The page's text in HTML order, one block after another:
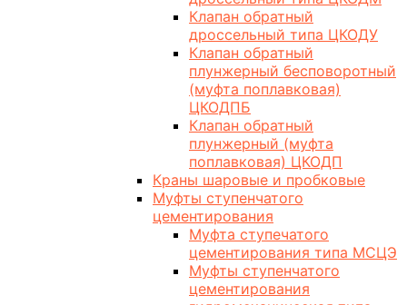
Клапан обратный
дроссельный типа ЦКОДУ
Клапан обратный
плунжерный бесповоротный
(муфта поплавковая)
ЦКОДПБ
Клапан обратный
плунжерный (муфта
поплавковая) ЦКОДП
Краны шаровые и пробковые
Муфты ступенчатого
цементирования
Муфта ступечатого
цементирования типа МСЦЭ
Муфты ступенчатого
цементирования